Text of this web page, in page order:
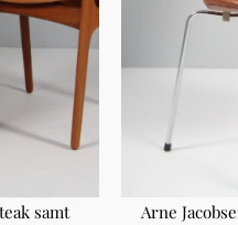
samt
Arne